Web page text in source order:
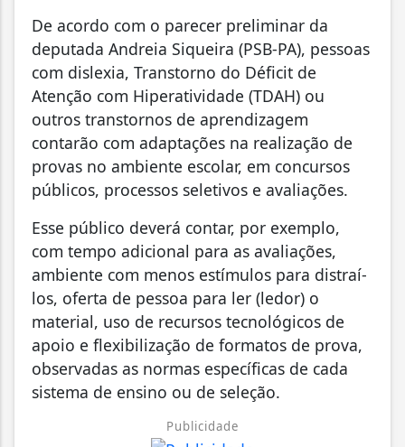
De acordo com o parecer preliminar da
deputada Andreia Siqueira (PSB-PA), pessoas
com dislexia, Transtorno do Déficit de
Atenção com Hiperatividade (TDAH) ou
outros transtornos de aprendizagem
contarão com adaptações na realização de
provas no ambiente escolar, em concursos
públicos, processos seletivos e avaliações.
Esse público deverá contar, por exemplo,
com tempo adicional para as avaliações,
ambiente com menos estímulos para distraí-
los, oferta de pessoa para ler (ledor) o
material, uso de recursos tecnológicos de
apoio e flexibilização de formatos de prova,
observadas as normas específicas de cada
sistema de ensino ou de seleção.
Publicidade